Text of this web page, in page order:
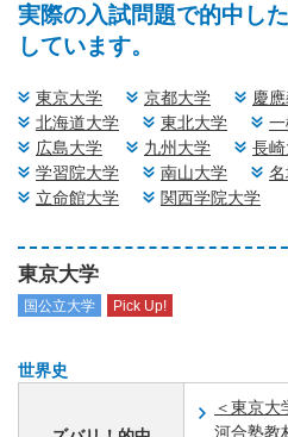
実際の入試問題で的中し
しています。
東京大学 京都大学 慶
北海道大学
東北大学
広島大学
九州大学 長
学習院大学
南山大学
立命館大学
関西学院大学
東京大学
国公立大学 Pick Up!
世界史
＜東京
河合塾教